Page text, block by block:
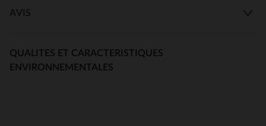
AVIS
QUALITES ET CARACTERISTIQUES
ENVIRONNEMENTALES